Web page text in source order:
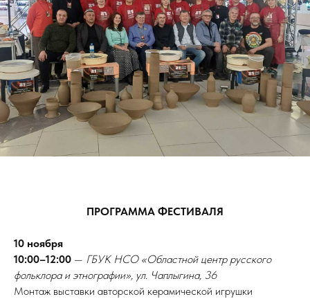
ПРОГРАММА ФЕСТИВАЛЯ
10 ноября
10:00–12:00 — ГБУК НСО «Областной центр русского
фольклора и этнографии», ул. Чаплыгина, 36
Монтаж выставки авторской керамической игрушки